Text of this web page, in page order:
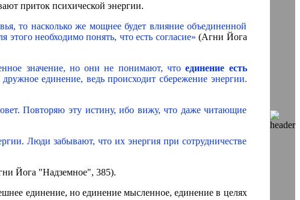
приток психической энергии.
то насколько же мощнее будет влияние объединенной
необходимо понять, что есть согласие» (Агни Йога
значение, но они не понимают, чтоединение есть
единение, ведь происходит сбережение энергии.
Повторяю эту истину, ибо вижу, что даже читающие
Люди забывают, что их энергия при сотрудничестве
Йога "Надземное", 385).
единение, но единение мысленное, единение в целях